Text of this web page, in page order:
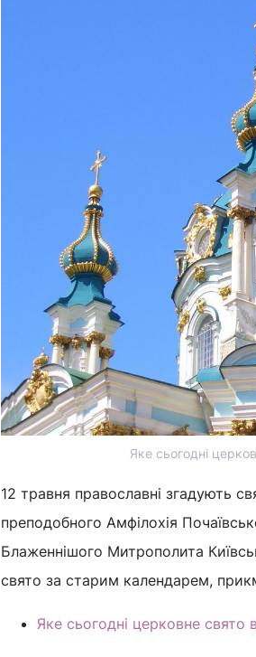
Яке сьогодні
12 травня православні згадують
преподобного Амфілохія
Блаженнішого Митрополита
свято за старим календарем,
Яке сьогодні церковне свято